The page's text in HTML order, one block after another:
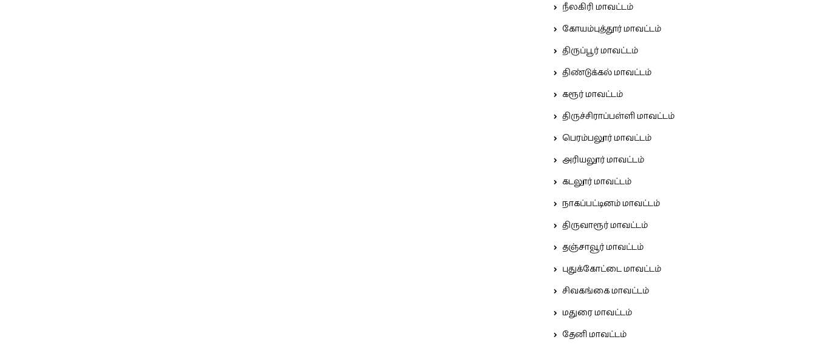
நீலகிரி மாவட்டம்
கோயம்புத்தூர் மாவட்டம்
திருப்பூர் மாவட்டம்
திண்டுக்கல் மாவட்டம்
கரூர் மாவட்டம்
திருச்சிராப்பள்ளி மாவட்டம்
பெரம்பலூர் மாவட்டம்
அரியலூர் மாவட்டம்
கடலூர் மாவட்டம்
நாகப்பட்டினம் மாவட்டம்
திருவாரூர் மாவட்டம்
தஞ்சாவூர் மாவட்டம்
புதுக்கோட்டை மாவட்டம்
சிவகங்கை மாவட்டம்
மதுரை மாவட்டம்
தேனி மாவட்டம்